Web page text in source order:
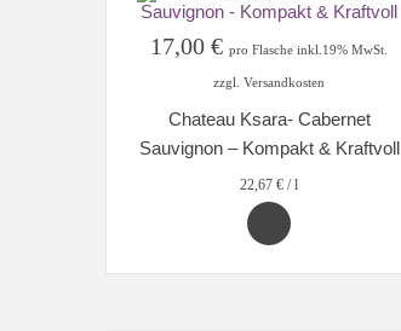
17,00 € pro Flasche inkl.19% MwSt.
zzgl. Versandkosten
Chateau Ksara- Cabernet
Sauvignon – Kompakt & Kraftvoll
22,67 € /l